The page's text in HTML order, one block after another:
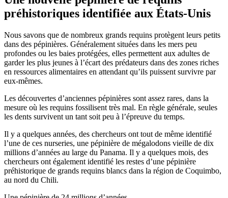
préhistoriques identifiée aux États-Unis
Nous savons que de nombreux grands requins protègent leurs petits
dans des pépinières. Généralement situées dans les mers peu
profondes ou les baies protégées, elles permettent aux adultes de
garder les plus jeunes à l’écart des prédateurs dans des zones riches
en ressources alimentaires en attendant qu’ils puissent survivre par
eux-mêmes.
Les découvertes d’anciennes pépinières sont assez rares, dans la
mesure où les requins fossilisent très mal. En règle générale, seules
les dents survivent un tant soit peu à l’épreuve du temps.
Il y a quelques années, des chercheurs ont tout de même identifié
l’une de ces nurseries, une pépinière de mégalodons vieille de dix
millions d’années au large du Panama. Il y a quelques mois, des
chercheurs ont également identifié les restes d’une pépinière
préhistorique de grands requins blancs dans la région de Coquimbo,
au nord du Chili.